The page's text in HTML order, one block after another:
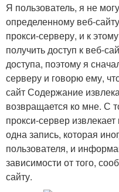
Я пользователь, я не
определенному веб-
прокси-серверу, и к
получить доступ к веб-
доступа, поэтому я
серверу и говорю ему,
сайт Содержание
возвращается ко мне. С
прокси-сервер
одна запись, которая
пользователя, и
зависимости от того,
сайту.